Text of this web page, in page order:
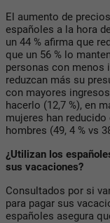
El aumento de
españoles a la hora
un 44 % afirma que
que un 56 % lo
personas con menos
reduzcan más su
con mayores
hacerlo (12,7 %), en
mujeres han
hombres (49, 4 % vs
¿Utilizan los
sus vacaciones?
Consultados por si
para pagar sus
españoles asegura